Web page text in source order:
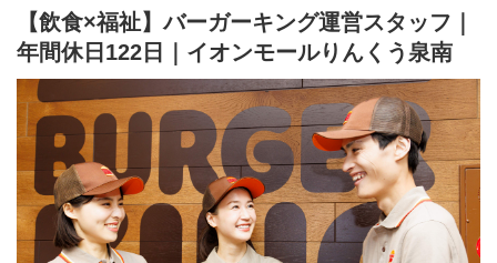
ています。
この新しいチャレンジを現場で支えてくださる「支援員」を募集
しています。利用者の方一人ひとりの個性やペースに寄り添いな
がら日々の業務をサポートし、「できた！」という達成感や「働
くって楽しい」という気持ちを引き出す大切な役割です。
安心して働ける環境と、自分らしく活躍できる未来。そのどちら
も大切にした職場づくりを、あなたの支援の力で一緒に実現して
いきませんか？きませんか？
【職員の1週間のシフト例】
下記はシフト例です。
【飲食×福祉】バーガーキング運営スタッフ｜
年間休日122日｜イオンモールりんくう泉南